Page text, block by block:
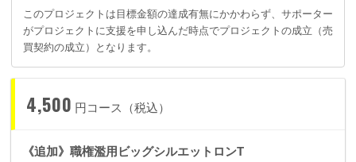
このプロジェクトは目標金額の達成有無にかかわらず、サポーター
がプロジェクトに支援を申し込んだ時点でプロジェクトの成立（売
買契約の成立）となります。
4,500 円コース（税込）
《追加》職権濫用ビッグシルエットロンT